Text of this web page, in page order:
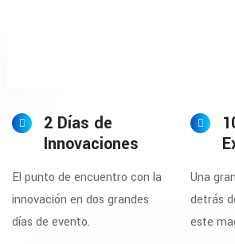
2 Días de
Innovaciones
El punto de encuentro con la
innovación en dos grandes
días de evento.
Una
detrás
este